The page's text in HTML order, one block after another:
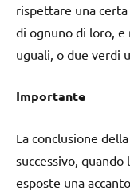
rispettare una
di ognuno di loro,
uguali, o due verdi
Importante
La conclusione
successivo,
esposte una